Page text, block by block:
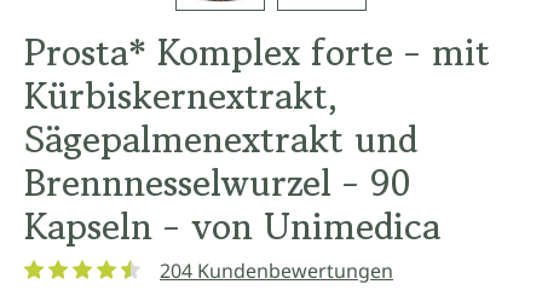
Prosta* Komplex forte - mit
Kürbiskernextrakt,
Sägepalmenextrakt und
Brennnesselwurzel - 90
Kapseln - von Unimedica
204 Kundenbewertungen